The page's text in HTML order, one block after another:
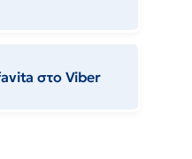
στο Viber